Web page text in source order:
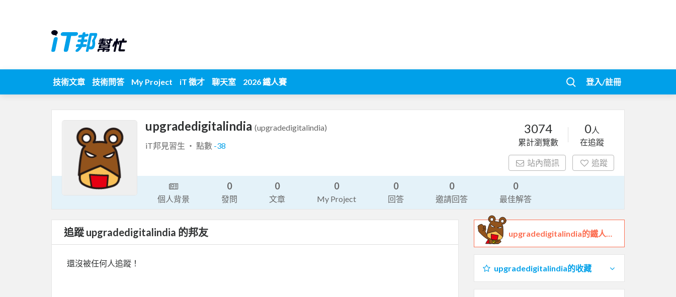
技術文章 技術問答 My Project iT 徵才 聊天室 2026 鐵人賽 登入/註冊
upgradedigitalindia (upgradedigitalindia)
iT邦見習生 ‧ 點數 -38
3074
累計瀏覽數
0人
在追蹤
站內簡訊 追蹤
個人背景
0
發問
0
文章
0
My Project
0
回答
0
邀請回答
0
最佳解答
追蹤 upgradedigitalindia 的邦友
還沒被任何人追蹤！
upgradedigitalindia的鐵人檔案
upgradedigitalindia的收藏